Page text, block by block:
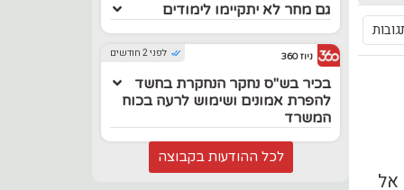
אל
גם מחר לא יתקיימו לימודים
לפני 2 חודשים ניוז 360
בכיר בש"ס נחקר הנחקרת בחשד
להפרת אמונים ושימוש לרעה בכוח
המשרד
לכל ההודעות בקבוצה